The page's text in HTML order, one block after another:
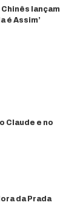
lançam
é Assim’
Claude e no
da Prada